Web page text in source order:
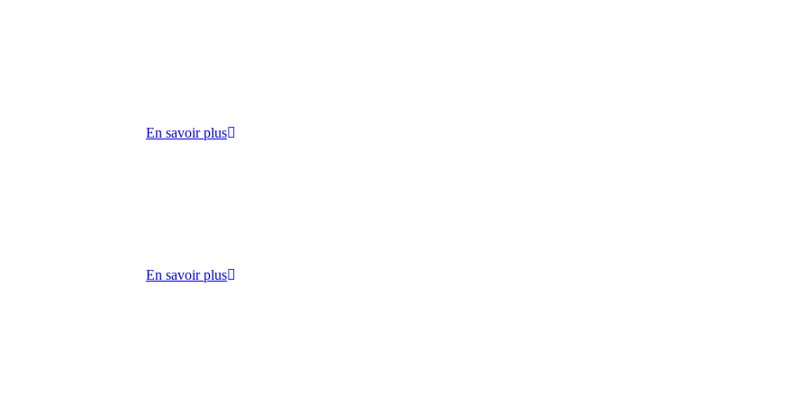
En savoir plus
En savoir plus